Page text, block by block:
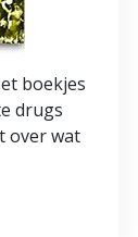
boekjes
drugs
over wat